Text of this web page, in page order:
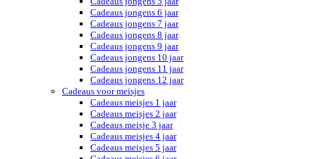
Cadeaus jongens 6 jaar
Cadeaus jongens 7 jaar
Cadeaus jongens 8 jaar
Cadeaus jongens 9 jaar
Cadeaus jongens 10 jaar
Cadeaus jongens 11 jaar
Cadeaus jongens 12 jaar
Cadeaus voor meisjes
Cadeaus meisjes 1 jaar
Cadeaus meisjes 2 jaar
Cadeaus meisje 3 jaar
Cadeaus meisjes 4 jaar
Cadeaus meisjes 5 jaar